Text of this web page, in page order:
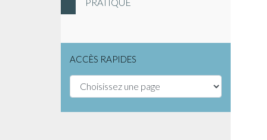
ACCÈS RAPIDES